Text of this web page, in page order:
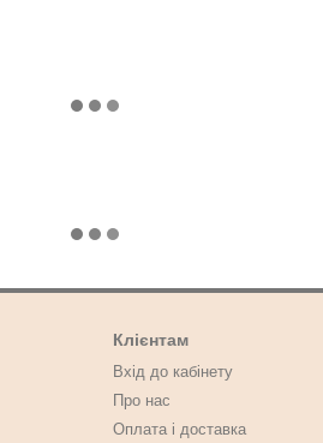
Клієнтам
Вхід до кабінету
Про нас
Оплата і доставка